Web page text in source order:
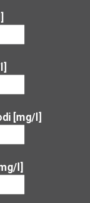
[mg/l]
l]